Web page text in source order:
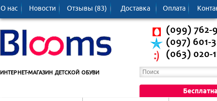
О нас Новости Отзывы (83) Доставка Oплата
ИНТЕРНЕТ-МАГАЗИН ДЕТСКОЙ ОБУВИ
(099) 762-
(097) 601-
(063) 020-